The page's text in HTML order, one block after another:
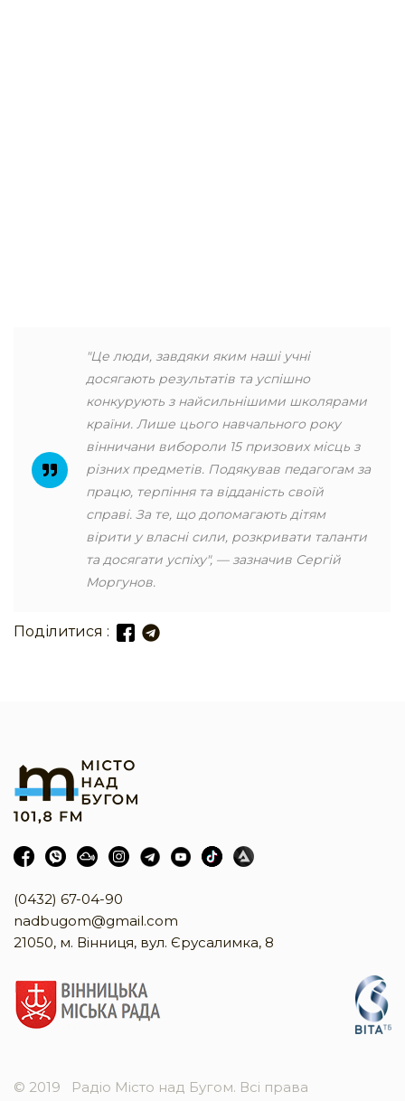
"Це люди, завдяки яким наші учні
досягають результатів та успішно
конкурують з найсильнішими школярами
країни. Лише цього навчального року
вінничани вибороли 15 призових місць з
різних предметів. Подякував педагогам за
працю, терпіння та відданість своїй
справі. За те, що допомагають дітям
вірити у власні сили, розкривати таланти
та досягати успіху", — зазначив Сергій
Моргунов.
Поділитися :
(0432) 67-04-90
nadbugom@gmail.com
21050, м. Вінниця, вул. Єрусалимка, 8
© 2019
Радіо Місто над Бугом. Всі права